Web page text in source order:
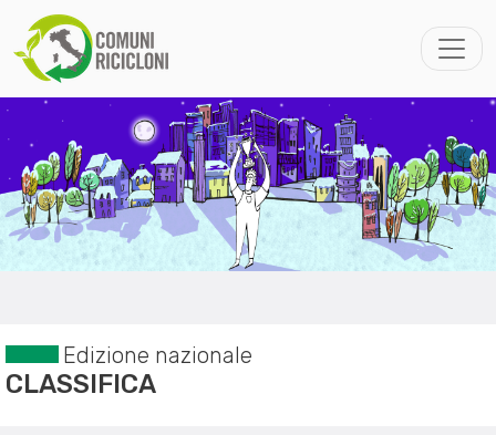
Edizione nazionale
CLASSIFICA